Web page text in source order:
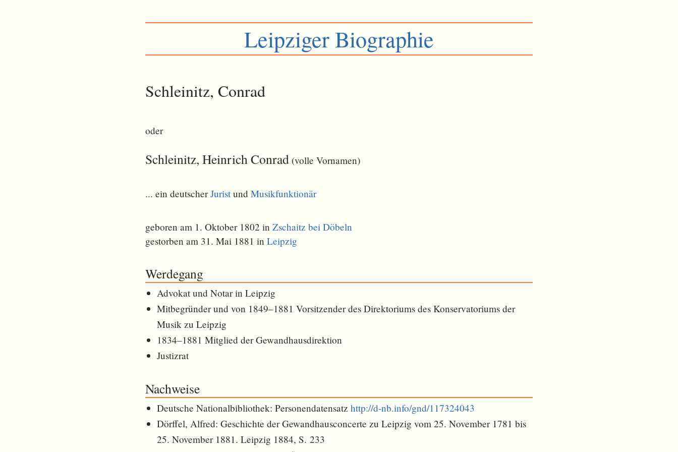
Leipziger Biographie
Schleinitz, Conrad
oder
Schleinitz, Heinrich Conrad (volle Vornamen)
... ein deutscherJurist und Musikfunktionär
geboren am 1. Oktober 1802 in Zschaitz bei Döbeln
gestorben am 31. Mai 1881 in Leipzig
Werdegang
Advokat und Notar in Leipzig
Mitbegründer und von 1849–1881 Vorsitzender des Direktoriums des Konservatoriums der
Musik zu Leipzig
1834–1881 Mitglied der Gewandhausdirektion
Justizrat
Nachweise
Deutsche Nationalbibliothek: Personendatensatzhttp://d-nb.info/gnd/117324043
Dörffel, Alfred: Geschichte der Gewandhausconcerte zu Leipzig vom 25. November 1781 bis
25. November 1881. Leipzig 1884, S. 233